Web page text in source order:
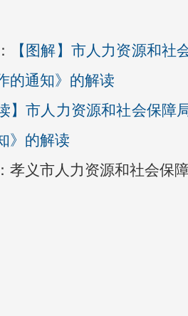
【图解】 市人力资源和社
的通知》的解读
】市人力资源和社会保障
》的解读
孝义市人力资源和社会保